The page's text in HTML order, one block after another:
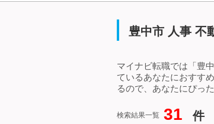
豊中市 人事 不
マイナビ転職では「豊
ているあなたにおすす
るので、あなたにぴっ
検索結果一覧 31 件